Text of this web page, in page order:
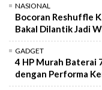
NASIONAL
Bocoran Reshuffle
Bakal Dilantik Jadi
GADGET
4 HP Murah Baterai
dengan Performa